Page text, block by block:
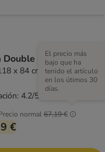
Double Door
x 84 cm (An x P x Al)
normal67,19 €
El precio más
bajo que ha
tenido el artículo
en los útimos 30
días.
€
4.2/5